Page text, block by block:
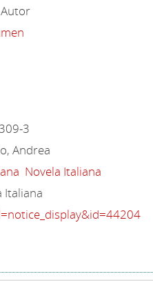
3
Andrea
Novela Italiana
Italiana